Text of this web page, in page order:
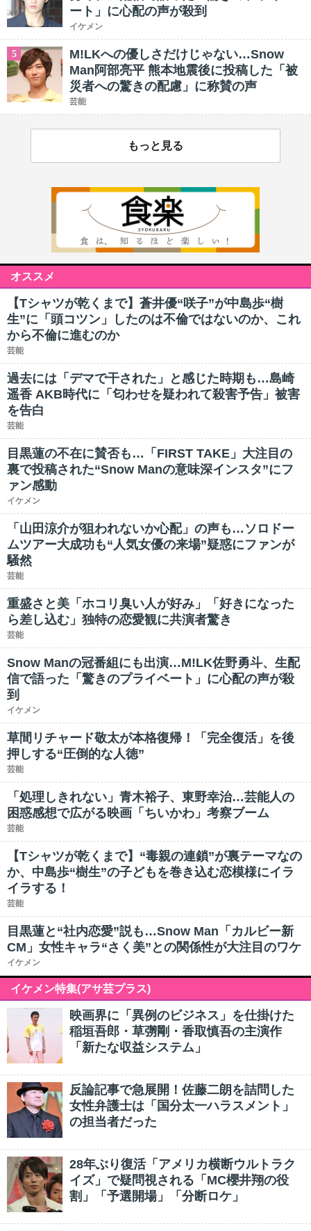
ート」に心配の声が殺到
イケメン
5
M!LKへの優しさだけじゃない…Snow
Man阿部亮平 熊本地震後に投稿した「被
災者への驚きの配慮」に称賛の声
芸能
もっと見る
オススメ
【Tシャツが乾くまで】蒼井優“咲子”が中島歩“樹
生”に「頭コツン」したのは不倫ではないのか、これ
から不倫に進むのか
芸能
過去には「デマで干された」と感じた時期も…島崎
遥香 AKB時代に「匂わせを疑われて殺害予告」被害
を告白
芸能
目黒蓮の不在に賛否も…「FIRST TAKE」大注目の
裏で投稿された“Snow Manの意味深インスタ”にフ
ァン感動
イケメン
「山田涼介が狙われないか心配」の声も…ソロドー
ムツアー大成功も“人気女優の来場”疑惑にファンが
騒然
芸能
重盛さと美「ホコリ臭い人が好み」「好きになった
ら差し込む」独特の恋愛観に共演者驚き
芸能
Snow Manの冠番組にも出演…M!LK佐野勇斗、生配
信で語った「驚きのプライベート」に心配の声が殺
到
イケメン
草間リチャード敬太が本格復帰！「完全復活」を後
押しする“圧倒的な人徳”
芸能
「処理しきれない」青木裕子、東野幸治…芸能人の
困惑感想で広がる映画「ちいかわ」考察ブーム
芸能
【Tシャツが乾くまで】“毒親の連鎖”が裏テーマなの
か、中島歩“樹生”の子どもを巻き込む恋模様にイラ
イラする！
芸能
目黒蓮と“社内恋愛”説も…Snow Man「カルビー新
CM」女性キャラ“さく美”との関係性が大注目のワケ
イケメン
イケメン特集(アサ芸プラス)
映画界に「異例のビジネス」を仕掛けた
稲垣吾郎・草彅剛・香取慎吾の主演作
「新たな収益システム」
反論記事で急展開！佐藤二朗を詰問した
女性弁護士は「国分太一ハラスメント」
の担当者だった
28年ぶり復活「アメリカ横断ウルトラク
イズ」で疑問視される「MC櫻井翔の役
割」「予選開場」「分断ロケ」